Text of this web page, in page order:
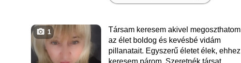
1
Társam keresem akivel megoszthatom
az élet boldog és kevésbé vidám
pillanatait. Egyszerű életet élek, ehhez
keresem párom. Szeretnék társat